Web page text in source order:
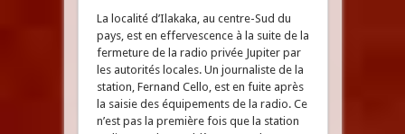
La localité d’Ilakaka, au centre-Sud du
pays, est en effervescence à la suite de la
fermeture de la radio privée Jupiter par
les autorités locales. Un journaliste de la
station, Fernand Cello, est en fuite après
la saisie des équipements de la radio. Ce
n’est pas la première fois que la station